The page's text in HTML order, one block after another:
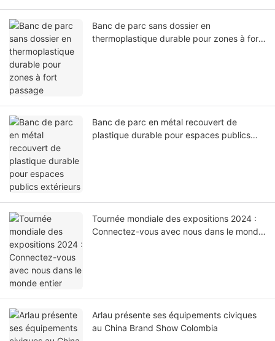
Banc de parc sans dossier en
thermoplastique durable pour zones à fort
Banc de parc en métal recouvert de
plastique durable pour espaces publics
Tournée mondiale des expositions 2024 :
Connectez-vous avec nous dans le monde
Arlau présente ses équipements civiques
au China Brand Show Colombia